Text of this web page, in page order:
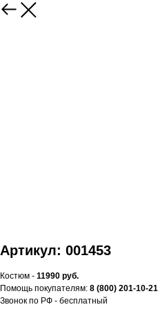
Артикул: 001453
Костюм - 11990 руб.
Помощь покупателям: 8 (800) 201-10-21
Звонок по РФ - бесплатный